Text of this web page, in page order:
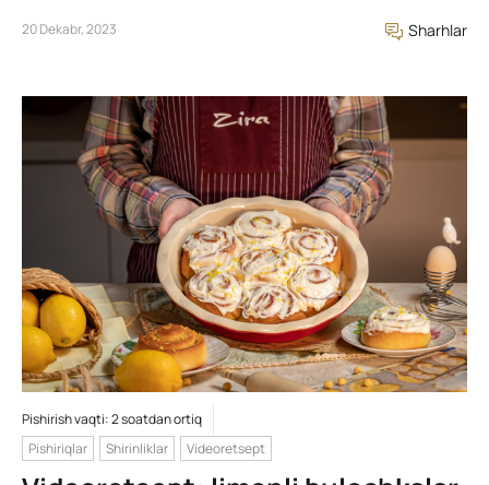
20 Dekabr, 2023 Sharhlar
Pishirish vaqti: 2 soatdan ortiq
Pishiriqlar
Shirinliklar Videoretsept